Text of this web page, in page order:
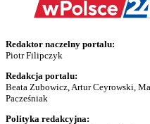
Redaktor naczelny portalu:
Piotr Filipczyk
Redakcja portalu:
Beata Zubowicz, Artur Ceyrowski,
Pacześniak
Polityka redakcyjna: